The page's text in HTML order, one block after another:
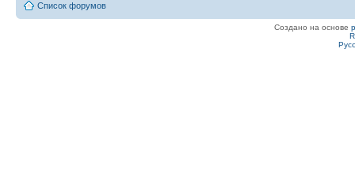
Список форумов
Создано на основе